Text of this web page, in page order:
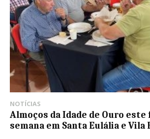
NOTÍCIAS
Almoços da Idade de Ouro este
semana em Santa Eulália e Vila